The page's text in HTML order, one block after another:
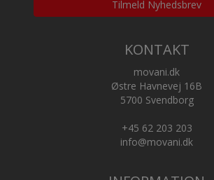
Tilmeld Nyhedsbrev
KONTAKT
movani.dk
Østre Havnevej 16B
5700 Svendborg
+45 62 203 203
info@movani.dk